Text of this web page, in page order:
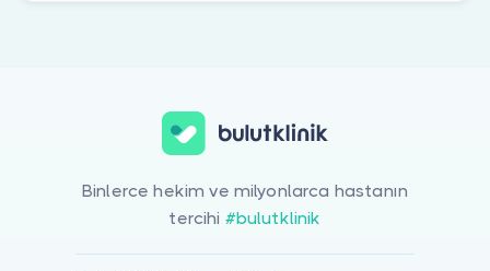
Binlerce hekim ve milyonlarca hastanın
tercihi #bulutklinik